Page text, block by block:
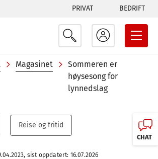
Tabs
menu
PRIVAT BEDRIFT
Magasinet
Sommeren er
høysesong for
lynnedslag
Reise og fritid
sist oppdatert: 16.07.2026
CHAT